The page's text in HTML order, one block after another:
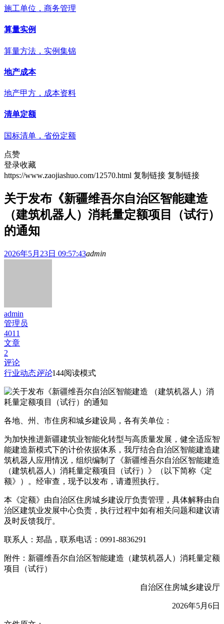
施工单位，商务管理
算量实例
算量方法，实例集锦
地产成本
地产甲方，成本资料
清单定额
国标清单，省份定额
点赞
登录收藏
https://www.zaojiashuo.com/12570.html 复制链接 复制链接
关于发布《新疆维吾尔自治区智能建造
（建筑机器人）消耗量定额项目（试行）
的通知
2026年5月23日 09:57:43admin
admin
管理员
4011
文章
2
评论
行业动态评论144阅读模式
各地、州、市住房和城乡建设局，各有关单位：
为加快推进新疆建筑业智能化转型与高质量发展，健全适应智
能建造新模式下的计价依据体系，我厅结合自治区智能建造建
筑机器人应用情况，组织编制了《新疆维吾尔自治区智能建造
（建筑机器人）消耗量定额项目（试行）》（以下简称《定
额》）。经审查，现予以发布，请遵照执行。
本《定额》由自治区住房城乡建设厅负责管理，具体解释由自
治区建筑业发展中心负责，执行过程中如有相关问题和建议请
及时反馈我厅。
联系人：郑晶，联系电话：0991-8836291
附件：新疆维吾尔自治区智能建造（建筑机器人） 消耗量定额
项目（试行）
自治区住房城乡建设厅
2026年5月6日